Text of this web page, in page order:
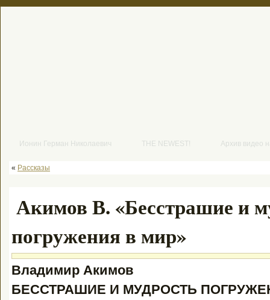
Ионин Герман Николаевич THE NEWEST! Архив видео
« Рассказы
Акимов В. «Бесстрашие и
погружения в мир»
Владимир Акимов
БЕССТРАШИЕ И МУДРОСТЬ